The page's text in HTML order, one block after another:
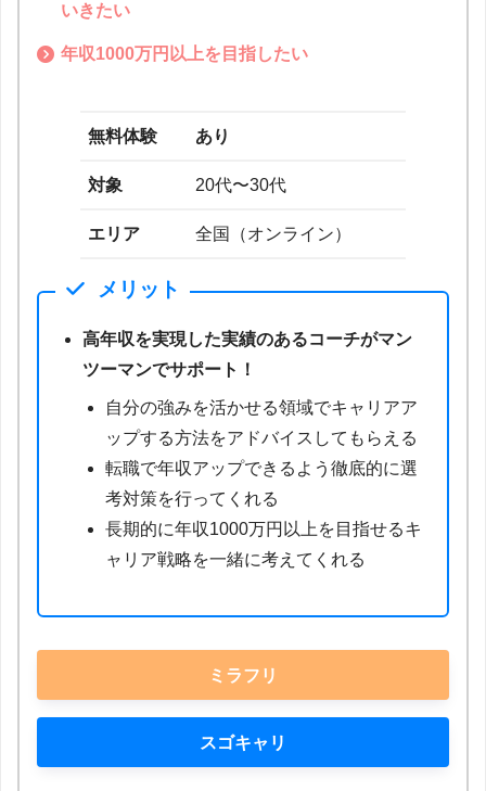
いきたい
年収1000万円以上を目指したい
無料体験 あり
対象 20代〜30代
エリア 全国（オンライン）
メリット
高年収を実現した実績のあるコーチがマン
ツーマンでサポート！
自分の強みを活かせる領域でキャリアア
ップする方法をアドバイスしてもらえる
転職で年収アップできるよう徹底的に選
考対策を行ってくれる
長期的に年収1000万円以上を目指せるキ
ャリア戦略を一緒に考えてくれる
ミラフリ
スゴキャリ